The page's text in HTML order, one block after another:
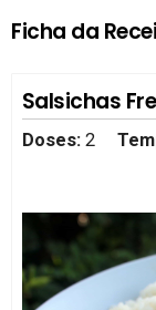
Ficha da
Salsichas
Doses: 2